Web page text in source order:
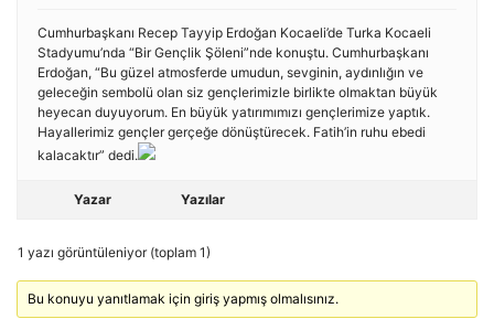
Cumhurbaşkanı Recep Tayyip Erdoğan Kocaeli’de Turka Kocaeli
Stadyumu’nda “Bir Gençlik Şöleni”nde konuştu. Cumhurbaşkanı
Erdoğan, “Bu güzel atmosferde umudun, sevginin, aydınlığın ve
geleceğin sembolü olan siz gençlerimizle birlikte olmaktan büyük
heyecan duyuyorum. En büyük yatırımımızı gençlerimize yaptık.
Hayallerimiz gençler gerçeğe dönüştürecek. Fatih’in ruhu ebedi
kalacaktır” dedi.
Yazar Yazılar
1 yazı görüntüleniyor (toplam 1)
Bu konuyu yanıtlamak için giriş yapmış olmalısınız.